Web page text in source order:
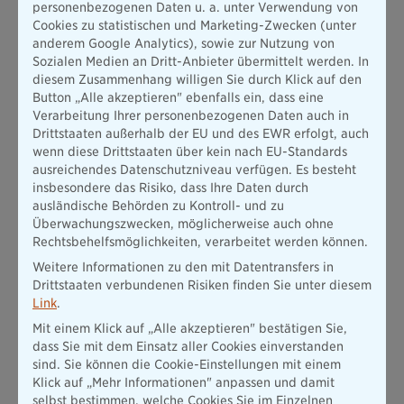
das Beitragswachstum in etwa auf dem Niveau des Schaden-
und Unfallversicherungsmarkts. Die BA hat damit Profitabilität
und Wachstum gleichermaßen verbessert.
Strategisch setzt die BA auf selektives, profitables Wachstum
und zielgruppenspezifische Lösungen. Das Produkt
PrimeHome samt Präventionsstrategie wird am Markt bereits
sehr gut angenommen.
„Die BA hat ihre operative Ertragskraft deutlich verbessert
und gleichzeitig Wachstum erzielt. Das ist kein Zufall, sondern
das Ergebnis jahrelanger Arbeit an Portfolio, Prozessen und
Steuerung. Eine Combined Ratio von 90,5 Prozent zeigt, dass
unser Kompositgeschäft heute deutlich robuster aufgestellt
ist“, sagt Martin Gräfer, Vorstandsvorsitzender der BA.
Lebentochter BL: Höhere Beiträge, stärkere Kapitalbasis,
planmäßiger Umbau des Vorsorgegeschäfts
Die BL die Bayerische Lebensversicherung AG steht 2025 für
den planmäßigen Umbau des Lebensversicherungsgeschäfts.
Die gebuchten Bruttobeiträge stiegen auf 420,9 Mio. Euro
personenbezogenen Daten u. a. unter Verwendung von
Cookies zu statistischen und Marketing-Zwecken (unter
anderem Google Analytics), sowie zur Nutzung von
Sozialen Medien an Dritt-Anbieter übermittelt werden. In
diesem Zusammenhang willigen Sie durch Klick auf den
Button „Alle akzeptieren" ebenfalls ein, dass eine
Verarbeitung Ihrer personenbezogenen Daten auch in
Drittstaaten außerhalb der EU und des EWR erfolgt, auch
wenn diese Drittstaaten über kein nach EU-Standards
ausreichendes Datenschutzniveau verfügen. Es besteht
insbesondere das Risiko, dass Ihre Daten durch
ausländische Behörden zu Kontroll- und zu
Überwachungszwecken, möglicherweise auch ohne
Rechtsbehelfsmöglichkeiten, verarbeitet werden können.
Weitere Informationen zu den mit Datentransfers in
Drittstaaten verbundenen Risiken finden Sie unter diesem
Link.
Mit einem Klick auf „Alle akzeptieren" bestätigen Sie,
dass Sie mit dem Einsatz aller Cookies einverstanden
sind. Sie können die Cookie-Einstellungen mit einem
Klick auf „Mehr Informationen" anpassen und damit
selbst bestimmen, welche Cookies Sie im Einzelnen